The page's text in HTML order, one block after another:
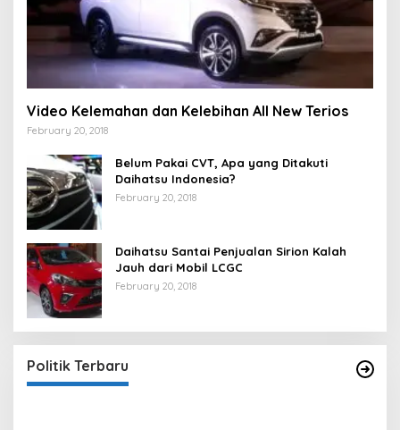
Video Kelemahan dan Kelebihan All New Terios
February 20, 2018
Belum Pakai CVT, Apa yang Ditakuti
Daihatsu Indonesia?
February 20, 2018
Daihatsu Santai Penjualan Sirion Kalah
Jauh dari Mobil LCGC
February 20, 2018
Politik Terbaru
Yasin
In Berita, Politik |